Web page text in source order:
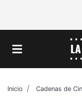
Inicio Cadenas de